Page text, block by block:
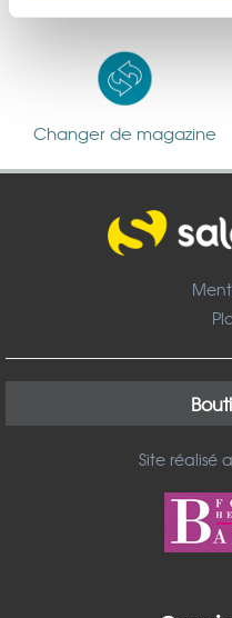
notre site avec nos
publicité et d'analyse, qui
ou qu'ils ont collectées
services.
Changer de magazine
Site réalisé